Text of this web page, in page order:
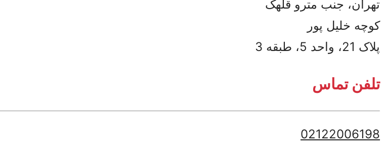
تهران، جنب مترو قلهک
کوچه خلیل پور
پلاک 21، واحد 5، طبقه 3
تلفن تماس
02122006198